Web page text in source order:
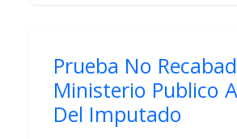
Prueba No
Ministerio Publico
Del Imputado